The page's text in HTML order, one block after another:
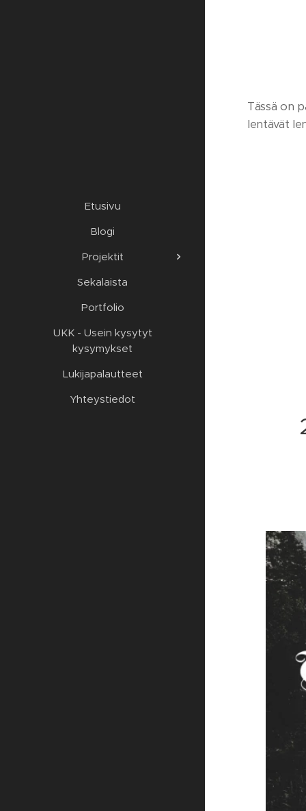
Etusivu
Blogi
Projektit
Sekalaista
Portfolio
UKK - Usein kysytyt
kysymykset
Lukijapalautteet
Yhteystiedot
Tässä on
lentävät